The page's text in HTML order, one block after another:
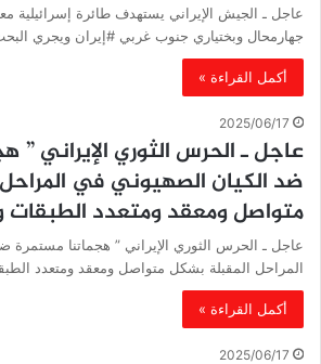
عاجل ـ الجيش الإيراني يستهدف طائرة إسرائيلية
جهارمحال وبختياري جنوب غربي #إيران ويجري
أكمل القراءة »
2025/06/17
عاجل ـ الحرس الثوري الإيراني ”
ضد الكيان الصهيوني في
متواصل ومعقد ومتعدد الطبقات
عاجل ـ الحرس الثوري الإيراني ” هجماتنا مستمرة
المراحل المقبلة بشكل متواصل ومعقد ومتعدد
أكمل القراءة »
2025/06/17